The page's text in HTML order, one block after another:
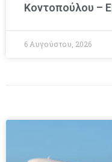
Κοντοπούλου –
6 Αυγούστου, 2026